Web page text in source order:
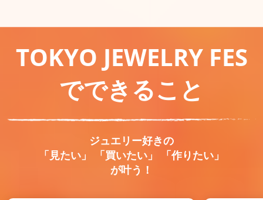
TOKYO JEWELRY FES
でできること
ジュエリー好きの
「見たい」 「買いたい」 「作りたい」
が叶う！